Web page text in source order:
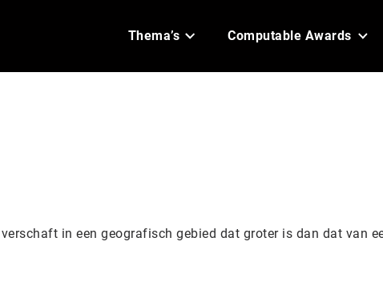
Thema’s Computable Awards
in een geografisch gebied dat groter is dan dat van